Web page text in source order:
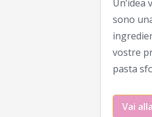
sono
vostre
pasta
Vai